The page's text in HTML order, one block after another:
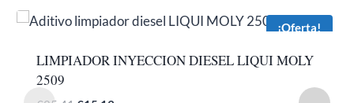
¡Oferta!
LIMPIADOR INYECCION DIESEL LIQUI MOLY
2509